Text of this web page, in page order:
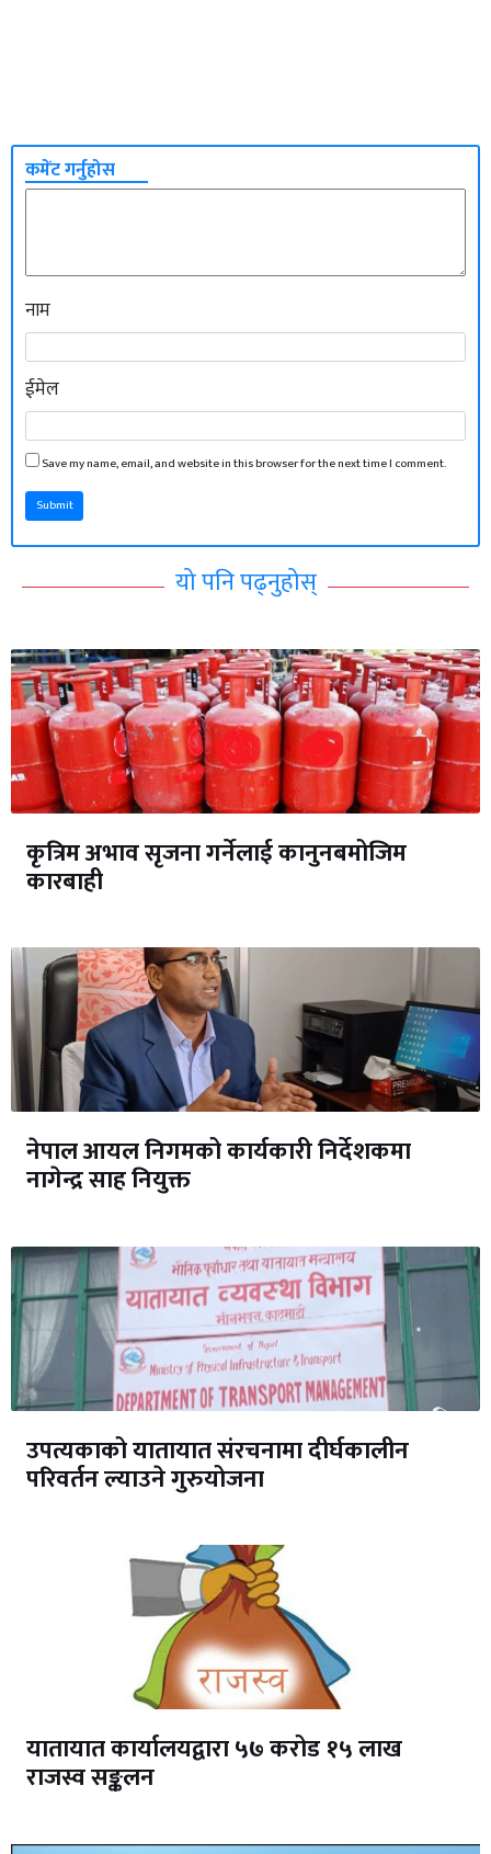
कमेंट गर्नुहोस
नाम
ईमेल
Save my name, email, and website in this browser for the next time I comment.
Submit
यो पनि पढ्नुहोस्
कृत्रिम अभाव सृजना गर्नेलाई कानुनबमोजिम
कारबाही
नेपाल आयल निगमको कार्यकारी निर्देशकमा
नागेन्द्र साह नियुक्त
उपत्यकाको यातायात संरचनामा दीर्घकालीन
परिवर्तन ल्याउने गुरुयोजना
यातायात कार्यालयद्वारा ५७ करोड १५ लाख
राजस्व सङ्कलन